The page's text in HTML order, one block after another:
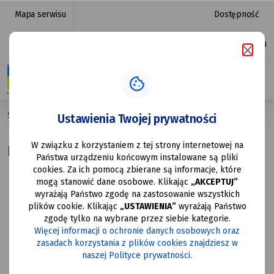
przejdź do nawigacji strony
przejdź do treści strony
przejdź do stopki strony
Fundusz
Solidarnościowy
|
Urząd
Miasta
Mysłowice
Mapa serwisu Dostępność
Ułatwienia dostępu
Platforma zakupowa
Strona główna Fundusz Solidarnościowy
Fundusz Solidarnościowy
Ustawienia Twojej prywatności
W związku z korzystaniem z tej strony internetowej na
Państwa urządzeniu końcowym instalowane są pliki
cookies. Za ich pomocą zbierane są informacje, które
mogą stanowić dane osobowe. Klikając „AKCEPTUJ”
wyrażają Państwo zgodę na zastosowanie wszystkich
plików cookie. Klikając „USTAWIENIA”wyrażają Państwo
zgodę tylko na wybrane przez siebie kategorie.
Więcej informacji o ochronie danych osobowych oraz
zasadach korzystania z plików cookies znajdziesz w
naszej Polityce prywatności.